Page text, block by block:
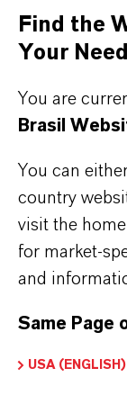
SINÔNIMOS
Find the
Your
You are
Brasil
You can
country
visit the
for market-
and
Same Page
USA (ENGLISH)